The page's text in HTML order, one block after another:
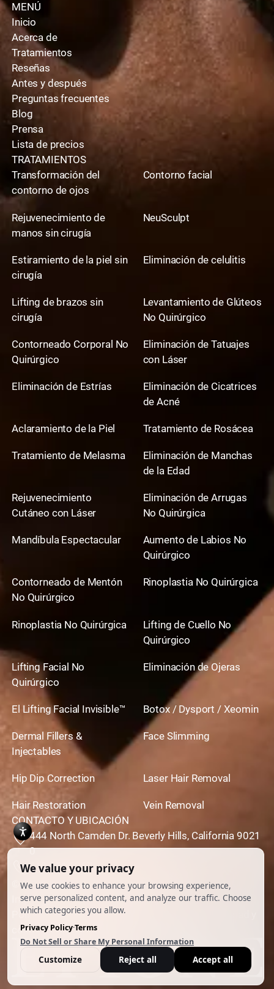
MENÚ
Inicio
Acerca de
Tratamientos
Reseñas
Antes y después
Preguntas frecuentes
Blog
Prensa
Lista de precios
TRATAMIENTOS
Transformación del
contorno de ojos
Contorno facial
Rejuvenecimiento de
manos sin cirugía
NeuSculpt
Estiramiento de la piel sin
cirugía
Eliminación de celulitis
Lifting de brazos sin
cirugía
Levantamiento de Glúteos
No Quirúrgico
Contorneado Corporal No
Quirúrgico
Eliminación de Tatuajes
con Láser
Eliminación de Estrías
Eliminación de Cicatrices
de Acné
Aclaramiento de la Piel Tratamiento de Rosácea
Tratamiento de Melasma
Eliminación de Manchas
de la Edad
Rejuvenecimiento
Cutáneo con Láser
Eliminación de Arrugas
No Quirúrgica
Mandíbula Espectacular
Aumento de Labios No
Quirúrgico
Contorneado de Mentón
No Quirúrgico
Rinoplastia No Quirúrgica
Rinoplastia No Quirúrgica
Lifting de Cuello No
Quirúrgico
Lifting Facial No
Quirúrgico
Eliminación de Ojeras
El Lifting Facial Invisible™ Botox / Dysport / Xeomin
Dermal Fillers &
Injectables
Face Slimming
Hip Dip Correction Laser Hair Removal
Hair Restoration
Vein Removal
CONTACTO Y UBICACIÓN
444 North Camden Dr. Beverly Hills, California 9021
0
310,651,6267
© 2026 Todos los derechos reservados.
Impulsado porAnkord Media
Política de privacidad|Descargo de responsabilidad y
condiciones de uso